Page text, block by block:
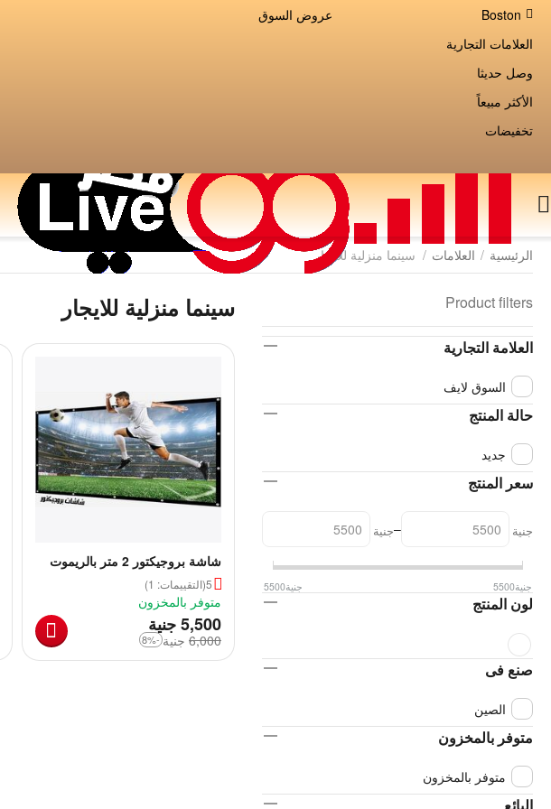
Boston
عروض السوق
العلامات التجارية
وصل حديثا
الأكثر مبيعاً
تخفيضات
الرئيسية / العلامات / سينما منزلية للايجار
سينما منزلية للايجار
شاشة بروجيكتور 2 متر بالريموت
كهرباء
5(التقييمات: 1)
متوفر بالمخزون
جنية5,500
جنية 6,000
-8%
Product filters
العلامة التجارية
السوق لايف
حالة المنتج
جديد
سعر المنتج
جنية –جنية
جنية5500 جنية5500
لون المنتج
صنع فى
الصين
متوفر بالمخزون
متوفر بالمخزون